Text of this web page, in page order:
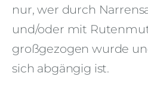
nur, wer durch
und/oder mit
großgezogen wurde
sich abgängig ist.